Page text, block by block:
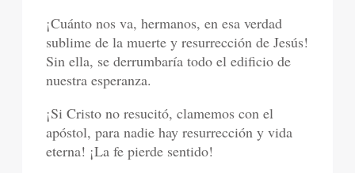
¡Cuánto nos va, hermanos, en esa verdad
sublime de la muerte y resurrección de Jesús!
Sin ella, se derrumbaría todo el edificio de
nuestra esperanza.
¡Si Cristo no resucitó, clamemos con el
apóstol, para nadie hay resurrección y vida
eterna! ¡La fe pierde sentido!